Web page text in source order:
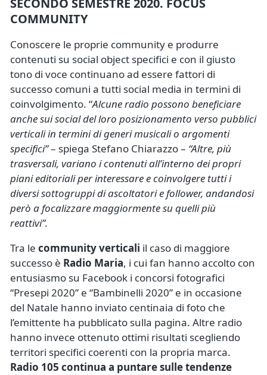
COMMUNITY
Conoscere le proprie community e produrre
contenuti su social object specifici e con il giusto
tono di voce continuano ad essere fattori di
successo comuni a tutti social media in termini di
coinvolgimento. “Alcune radio possono beneficiare
anche sui social del loro posizionamento verso pubblici
verticali in termini di generi musicali o argomenti
specifici”– spiega Stefano Chiarazzo – “Altre, più
trasversali, variano i contenuti all’interno dei propri
piani editoriali per interessare e coinvolgere tutti i
diversi sottogruppi di ascoltatori e follower, andandosi
però a focalizzare maggiormente su quelli più
reattivi”.
Tra le community verticali il caso di maggiore
successo è Radio Maria, i cui fan hanno accolto con
entusiasmo su Facebook i concorsi fotografici
“Presepi 2020” e “Bambinelli 2020” e in occasione
del Natale hanno inviato centinaia di foto che
l’emittente ha pubblicato sulla pagina. Altre radio
hanno invece ottenuto ottimi risultati scegliendo
territori specifici coerenti con la propria marca.
Radio 105 continua a puntare sulle tendenze